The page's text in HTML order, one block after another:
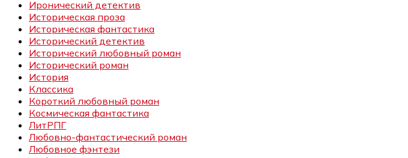
Иронический детектив
Историческая проза
Историческая фантастика
Исторический детектив
Исторический любовный роман
Исторический роман
История
Классика
Короткий любовный роман
Космическая фантастика
ЛитРПГ
Любовно-фантастический роман
Любовное фэнтези